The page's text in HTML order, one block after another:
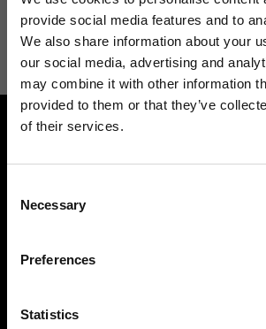
provide social media features and to
We also share information about your
our social media, advertising and
may combine it with other information
provided to them or that they’ve
of their services.
Selection
Necessary
Preferences
Statistics
Acconsento a ricevere novità e promo da
informazioni consulta laPrivacy Policy.
Trova il tuo negozio Ripani